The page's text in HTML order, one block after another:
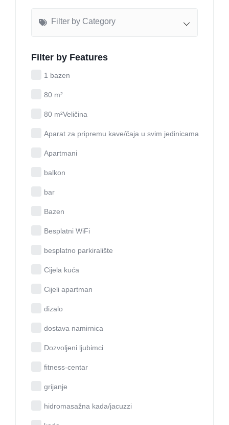
Filter by Category
Filter by Features
1 bazen
80 m²
80 m²Veličina
Aparat za pripremu kave/čaja u svim jedinicama
Apartmani
balkon
bar
Bazen
Besplatni WiFi
besplatno parkiralište
Cijela kuća
Cijeli apartman
dizalo
dostava namirnica
Dozvoljeni ljubimci
fitness-centar
grijanje
hidromasažna kada/jacuzzi